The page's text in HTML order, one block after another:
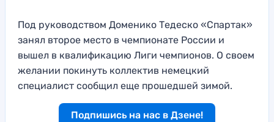
Под руководством Доменико Тедеско «Спартак»
занял второе место в чемпионате России и
вышел в квалификацию Лиги чемпионов. О своем
желании покинуть коллектив немецкий
специалист сообщил еще прошедшей зимой.
Подпишись на нас в Дзене!